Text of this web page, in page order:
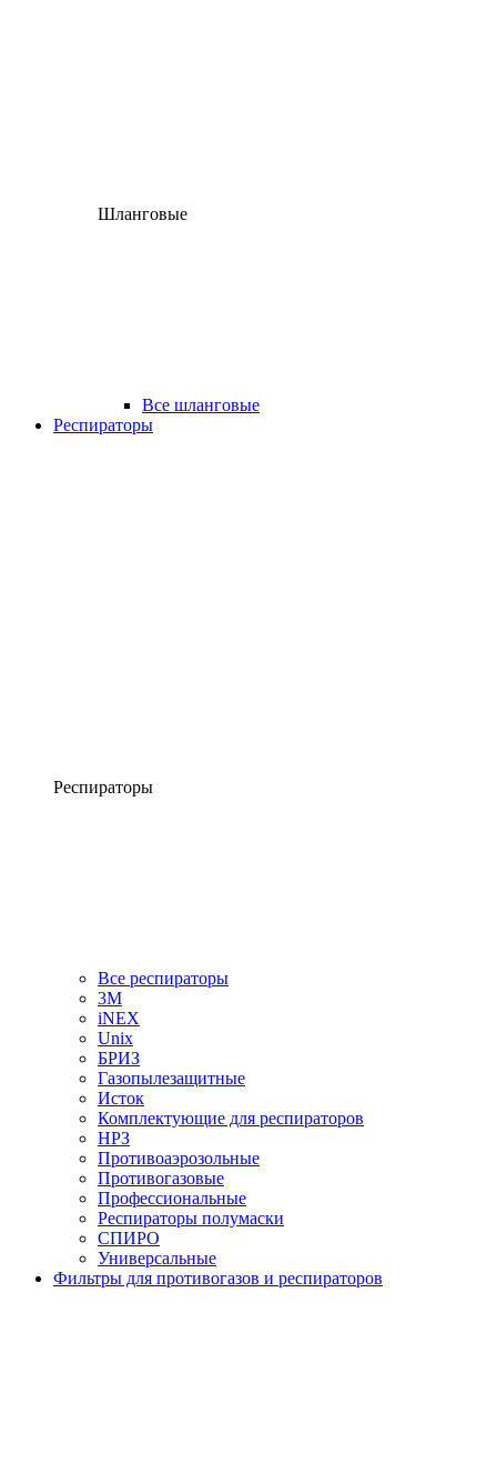
Шланговые
Все шланговые
Респираторы
Респираторы
Все респираторы
3М
iNEX
Unix
БРИЗ
Газопылезащитные
Исток
Комплектующие для респираторов
НРЗ
Противоаэрозольные
Противогазовые
Профессиональные
Респираторы полумаски
СПИРО
Универсальные
Фильтры для противогазов и респираторов